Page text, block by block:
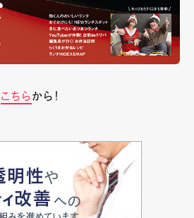
こちらから！